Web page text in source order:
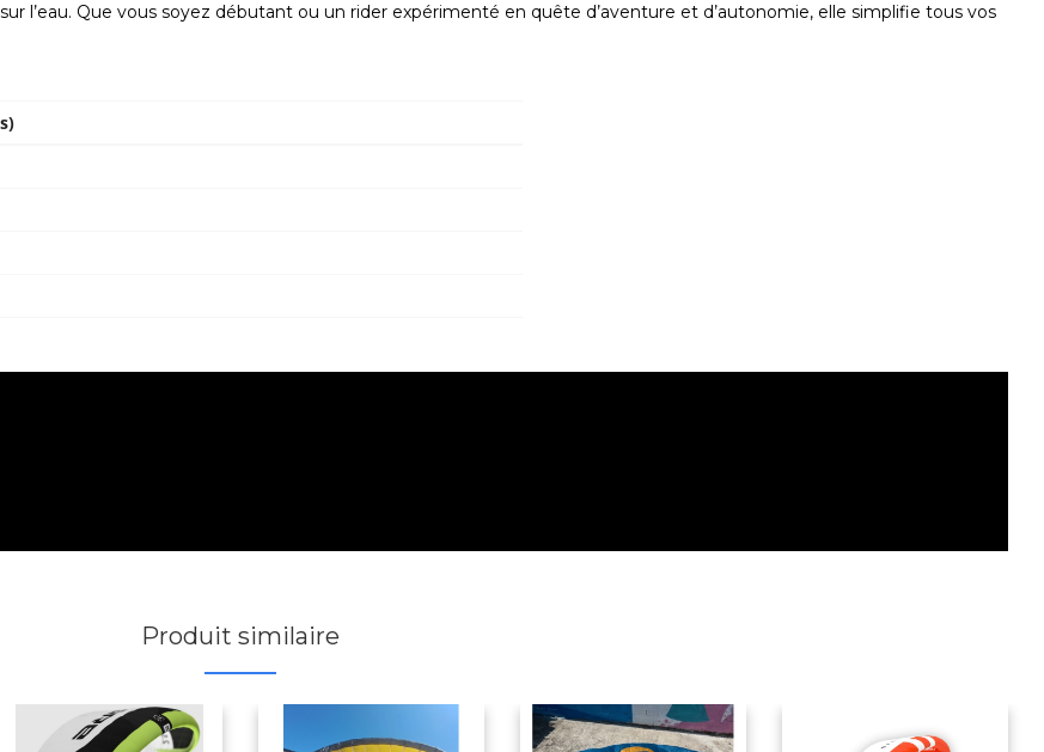
l’eau. Que vous soyez débutant ou un rider expérimenté en quête d’aventure et d’autonomie, elle simplifie tous vos
Produit similaire